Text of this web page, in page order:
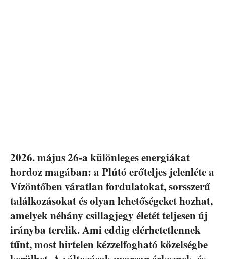
2026. május 26-a különleges energiákat
hordoz magában: a Plútó erőteljes jelenléte a
Vízöntőben váratlan fordulatokat, sorsszerű
találkozásokat és olyan lehetőségeket hozhat,
amelyek néhány csillagjegy életét teljesen új
irányba terelik. Ami eddig elérhetetlennek
tűnt, most hirtelen kézzelfogható közelségbe